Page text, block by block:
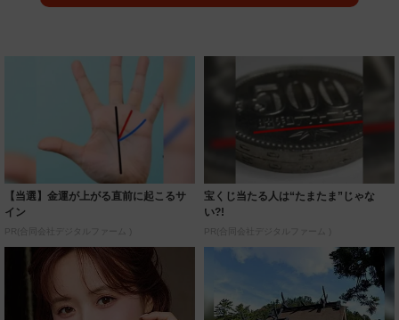
【当選】金運が上がる直前に起こるサ
イン
PR(合同会社デジタルファーム )
宝くじ当たる人は“たまたま”じゃな
い?!
PR(合同会社デジタルファーム )